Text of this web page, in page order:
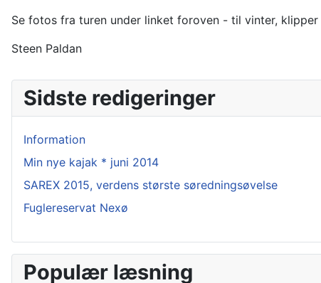
Se fotos fra turen under linket foroven - til vinter,
Steen Paldan
Sidste redigeringer
Information
Min nye kajak * juni 2014
SAREX 2015, verdens største søredningsøvelse
Fuglereservat Nexø
Populær læsning